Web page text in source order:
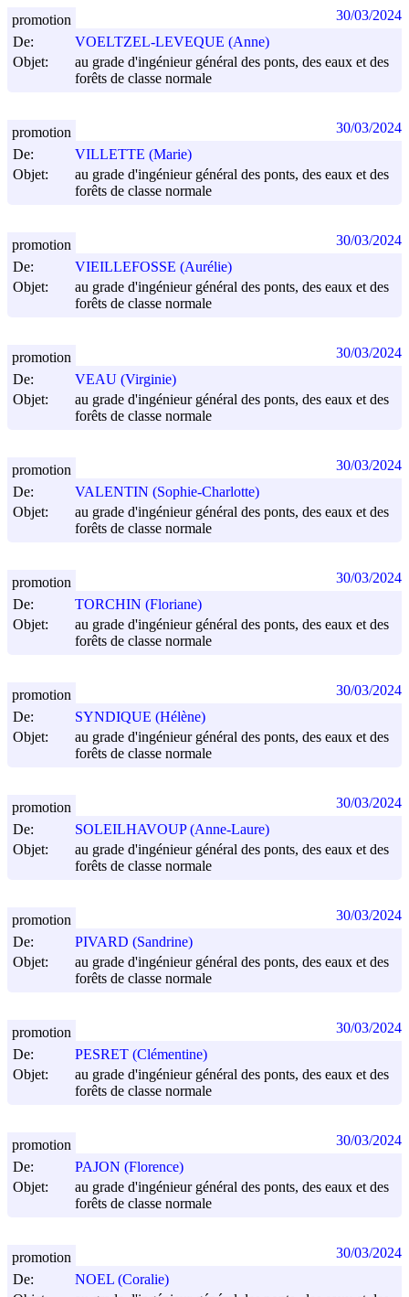
De:
VOELTZEL-LEVEQUE (Anne)
Objet:
au grade d'ingénieur général des ponts, des eaux et des
forêts de classe normale
promotion 30/03/2024
De:
VILLETTE (Marie)
Objet:
au grade d'ingénieur général des ponts, des eaux et des
forêts de classe normale
promotion 30/03/2024
De:
VIEILLEFOSSE (Aurélie)
Objet:
au grade d'ingénieur général des ponts, des eaux et des
forêts de classe normale
promotion 30/03/2024
De:
VEAU (Virginie)
Objet:
au grade d'ingénieur général des ponts, des eaux et des
forêts de classe normale
promotion 30/03/2024
De:
VALENTIN (Sophie-Charlotte)
Objet:
au grade d'ingénieur général des ponts, des eaux et des
forêts de classe normale
promotion 30/03/2024
De:
TORCHIN (Floriane)
Objet:
au grade d'ingénieur général des ponts, des eaux et des
forêts de classe normale
promotion 30/03/2024
De:
SYNDIQUE (Hélène)
Objet:
au grade d'ingénieur général des ponts, des eaux et des
forêts de classe normale
promotion 30/03/2024
De:
SOLEILHAVOUP (Anne-Laure)
Objet:
au grade d'ingénieur général des ponts, des eaux et des
forêts de classe normale
promotion 30/03/2024
De:
PIVARD (Sandrine)
Objet:
au grade d'ingénieur général des ponts, des eaux et des
forêts de classe normale
promotion 30/03/2024
De:
PESRET (Clémentine)
Objet:
au grade d'ingénieur général des ponts, des eaux et des
forêts de classe normale
promotion 30/03/2024
De:
PAJON (Florence)
Objet:
au grade d'ingénieur général des ponts, des eaux et des
forêts de classe normale
promotion 30/03/2024
De:
NOEL (Coralie)
promotion 30/03/2024